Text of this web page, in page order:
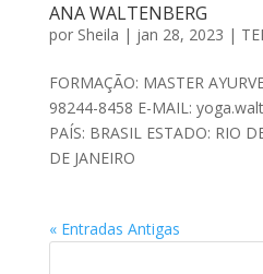
ANA WALTENBERG
por Sheila | jan 28, 2023 |
FORMAÇÃO: MASTER
98244-8458 E-MAIL:
PAÍS: BRASIL ESTADO: RIO
DE JANEIRO
« Entradas Antigas